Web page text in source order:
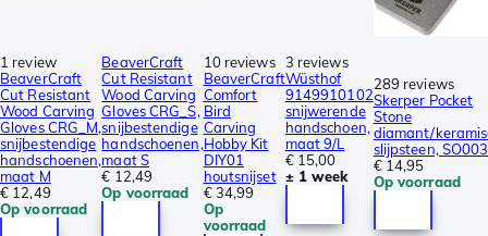
1 review
BeaverCraft
Cut Resistant
Wood Carving
Gloves CRG_M,
snijbestendige
handschoenen,
maat M
€ 12,49
Op voorraad
BeaverCraft
Cut Resistant
Wood Carving
Gloves CRG_S,
snijbestendige
handschoenen,
maat S
€ 12,49
Op voorraad
10 reviews
BeaverCraft
Comfort
Bird
Carving
Hobby Kit
DIY01
houtsnijset
€ 34,99
Op
voorraad
3 reviews
Wüsthof
9149910102
snijwerende
handschoen,
maat 9/L
€ 15,00
± 1 week
289 reviews
Skerper Pocket
Stone
diamant/
slijpsteen, SO003
€ 14,95
Op voorraad